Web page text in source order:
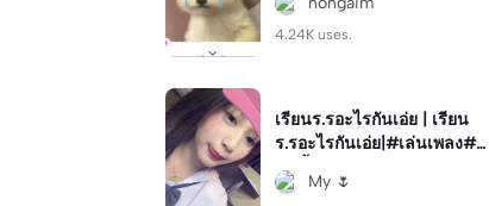
4.24K uses.
เรียนร.รอะไรกันเอ่ย | เรียน
ร.รอะไรกันเอ่ย|#เล่นเพลง#ค
ลิปซ้ำ#โทน
My 🌷